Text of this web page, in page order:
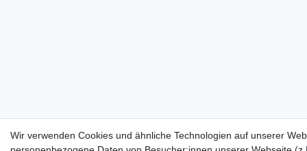
Wir verwenden Cookies und ähnliche Technologien auf unserer